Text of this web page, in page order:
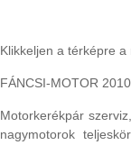
Klikkeljen a térképre a
FÁNCSI-MOTOR
Motorkerékpár
nagymotorok